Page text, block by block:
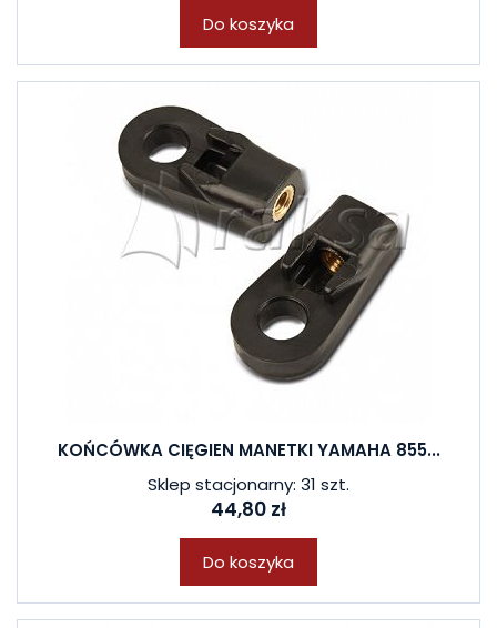
Do koszyka
KOŃCÓWKA CIĘGIEN MANETKI YAMAHA 855...
Sklep stacjonarny: 31 szt.
44,80 zł
Do koszyka